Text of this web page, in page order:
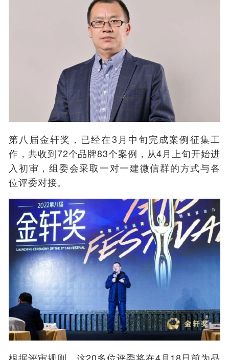
第八届金轩奖，已经在3月中旬完成案例征集工
作，共收到72个品牌83个案例，从4月上旬开始进
入初审，组委会采取一对一建微信群的方式与各
位评委对接。
根据评审规则，这20多位评委将在4月18日前为品